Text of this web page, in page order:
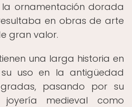
ornamentación dorada
en obras de arte
gran valor.
una larga historia en
uso en la antigüedad
pasando por su
medieval como